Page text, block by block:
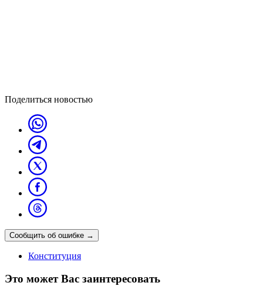
Поделиться новостью
Сообщить об ошибке →
Конституция
Это может Вас заинтересовать